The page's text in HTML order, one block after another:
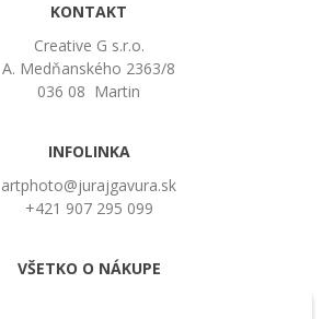
KONTAKT
Creative G s.r.o.
A. Medňanského 2363/8
036 08 Martin
INFOLINKA
artphoto@jurajgavura.sk
+421 907 295 099
VŠETKO O NÁKUPE